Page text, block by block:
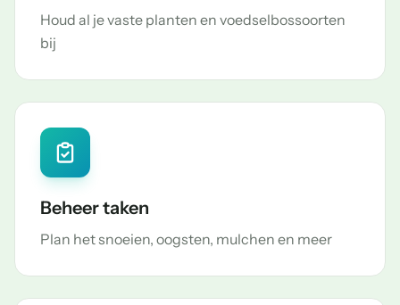
Houd al je vaste planten en voedselbossoorten
bij
Beheer taken
Plan het snoeien, oogsten, mulchen en meer